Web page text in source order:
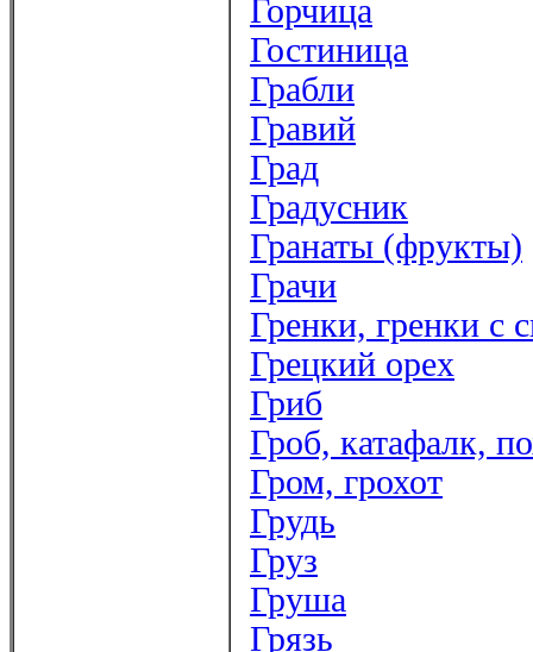
Горчица
Гостиница
Грабли
Гравий
Град
Градусник
Гранаты (фрукты)
Грачи
Гренки, гренки с
Грецкий орех
Гриб
Гроб, катафалк,
Гром, грохот
Грудь
Груз
Груша
Грязь